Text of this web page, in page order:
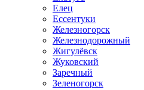
Елец
Ессентуки
Железногорск
Железнодорожный
Жигулёвск
Жуковский
Заречный
Зеленогорск